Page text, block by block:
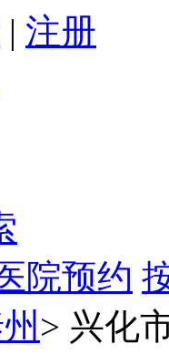
| 注册
院预约
> 兴化